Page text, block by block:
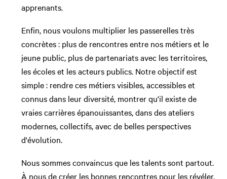
apprenants.
Enfin, nous voulons multiplier les passerelles très
concrètes : plus de rencontres entre nos métiers et le
jeune public, plus de partenariats avec les territoires,
les écoles et les acteurs publics. Notre objectif est
simple : rendre ces métiers visibles, accessibles et
connus dans leur diversité, montrer qu'il existe de
vraies carrières épanouissantes, dans des ateliers
modernes, collectifs, avec de belles perspectives
d'évolution.
Nous sommes convaincus que les talents sont partout.
À nous de créer les bonnes rencontres pour les révéler.